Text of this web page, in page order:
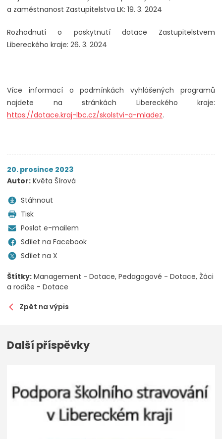
a zaměstnanost Zastupitelstva LK: 19. 3. 2024
Rozhodnutí o poskytnutí dotace Zastupitelstvem
Libereckého kraje: 26. 3. 2024
Více informací o podmínkách vyhlášených programů
najdete na stránkách Libereckého kraje:
https://dotace.kraj-lbc.cz/skolstvi-a-mladez.
20. prosince 2023
Autor: Květa Šírová
Stáhnout
Tisk
Poslat e-mailem
Sdílet na Facebook
Sdílet na X
Štítky: Management - Dotace Pedagogové - Dotace Žáci
a rodiče - Dotace
Zpět na výpis
Další příspěvky